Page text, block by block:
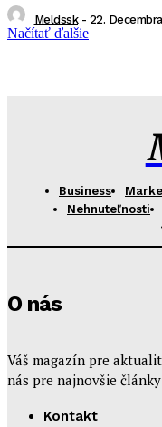
Meldssk - 22.
Načítať ďalšie
Business
Nehnuteľnosti
O nás
Váš magazín pre
nás pre najnovšie
Kontakt